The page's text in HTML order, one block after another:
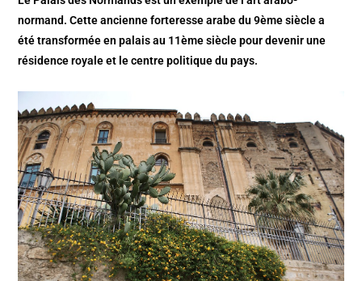
normand. Cette ancienne forteresse arabe du 9ème siècle a
été transformée en palais au 11ème siècle pour devenir une
résidence royale et le centre politique du pays.